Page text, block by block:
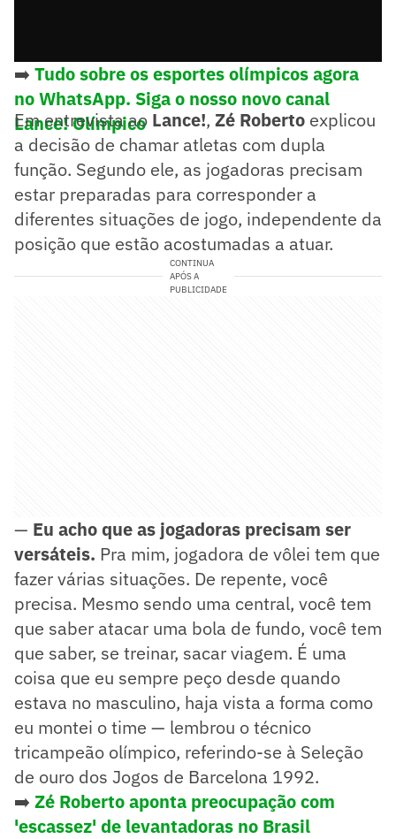
➡️ Tudo sobre os esportes olímpicos agora
no WhatsApp. Siga o nosso novo canal
Lance! Olímpico
Em entrevista ao Lance!, Zé Roberto explicou
a decisão de chamar atletas com dupla
função. Segundo ele, as jogadoras precisam
estar preparadas para corresponder a
diferentes situações de jogo, independente da
posição que estão acostumadas a atuar.
CONTINUA
APÓS A
PUBLICIDADE
— Eu acho que as jogadoras precisam ser
versáteis. Pra mim, jogadora de vôlei tem que
fazer várias situações. De repente, você
precisa. Mesmo sendo uma central, você tem
que saber atacar uma bola de fundo, você tem
que saber, se treinar, sacar viagem. É uma
coisa que eu sempre peço desde quando
estava no masculino, haja vista a forma como
eu montei o time — lembrou o técnico
tricampeão olímpico, referindo-se à Seleção
de ouro dos Jogos de Barcelona 1992.
➡️ Zé Roberto aponta preocupação com
'escassez' de levantadoras no Brasil